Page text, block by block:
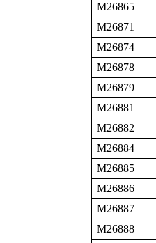
M26865
M26871
M26874
M26878
M26879
M26881
M26882
M26884
M26885
M26886
M26887
M26888